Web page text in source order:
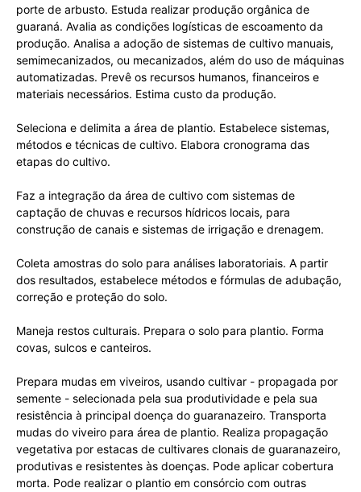
porte de arbusto. Estuda realizar produção orgânica de
guaraná. Avalia as condições logísticas de escoamento da
produção. Analisa a adoção de sistemas de cultivo manuais,
semimecanizados, ou mecanizados, além do uso de máquinas
automatizadas. Prevê os recursos humanos, financeiros e
materiais necessários. Estima custo da produção.
Seleciona e delimita a área de plantio. Estabelece sistemas,
métodos e técnicas de cultivo. Elabora cronograma das
etapas do cultivo.
Faz a integração da área de cultivo com sistemas de
captação de chuvas e recursos hídricos locais, para
construção de canais e sistemas de irrigação e drenagem.
Coleta amostras do solo para análises laboratoriais. A partir
dos resultados, estabelece métodos e fórmulas de adubação,
correção e proteção do solo.
Maneja restos culturais. Prepara o solo para plantio. Forma
covas, sulcos e canteiros.
Prepara mudas em viveiros, usando cultivar - propagada por
semente - selecionada pela sua produtividade e pela sua
resistência à principal doença do guaranazeiro. Transporta
mudas do viveiro para área de plantio. Realiza propagação
vegetativa por estacas de cultivares clonais de guaranazeiro,
produtivas e resistentes às doenças. Pode aplicar cobertura
morta. Pode realizar o plantio em consórcio com outras